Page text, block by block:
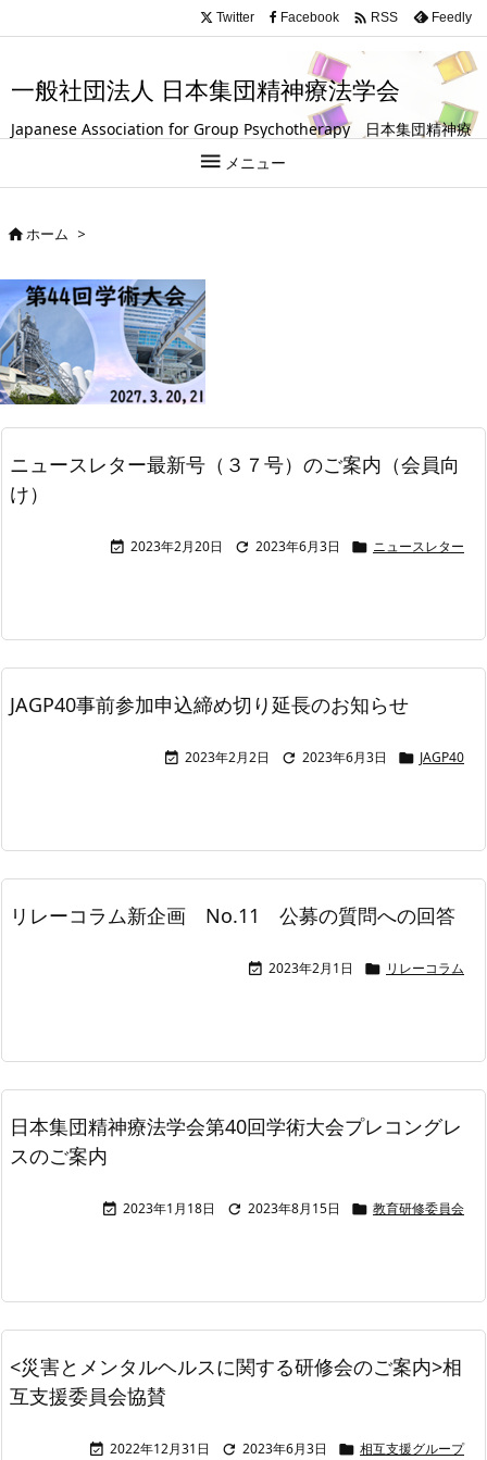
.entry-title, #front-page-title { text-align: left; }
一般社団法人 日本集団精神療法学会
Japanese Association for Group Psychotherapy 日本集団精神療
法学会は、グループ（集団）を活用して人の成長や回復を支援する
試みを探求している学会です。
 メニュー
Twitter Facebook  RSS Feedly
ホーム >
ニュースレター最新号（３７号）のご案内（会員向
け）
 2023年2月20日  2023年6月3日  ニュースレター
JAGP40事前参加申込締め切り延長のお知らせ
 2023年2月2日  2023年6月3日  JAGP40
リレーコラム新企画 No.11 公募の質問への回答
 2023年2月1日  リレーコラム
日本集団精神療法学会第40回学術大会プレコングレ
スのご案内
 2023年1月18日  2023年8月15日  教育研修委員会
<災害とメンタルヘルスに関する研修会のご案内>相
互支援委員会協賛
 2022年12月31日  2023年6月3日  相互支援グループ